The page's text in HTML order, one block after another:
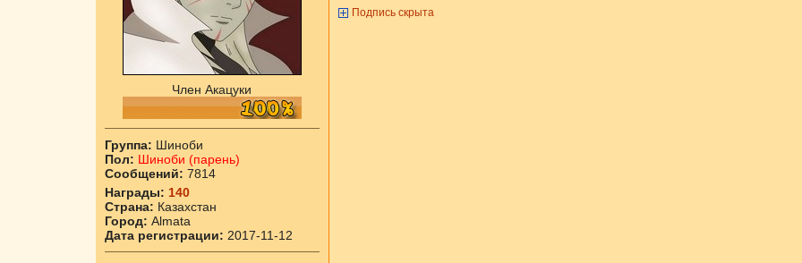
Член Акацуки
Группа: Шиноби
Пол: Шиноби (парень)
Сообщений: 7814
Награды: 140
Страна: Казахстан
Город: Almata
Дата регистрации: 2017-11-12
Подпись скрыта